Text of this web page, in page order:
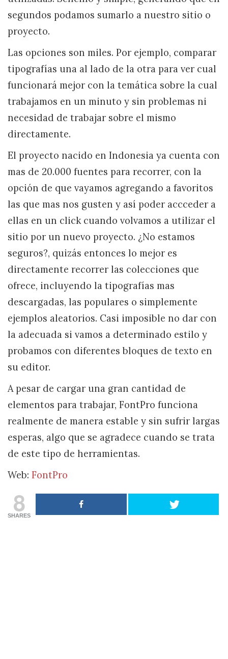
segundos podamos sumarlo a nuestro sitio o
proyecto.
Las opciones son miles. Por ejemplo, comparar
tipografías una al lado de la otra para ver cual
funcionará mejor con la temática sobre la cual
trabajamos en un minuto y sin problemas ni
necesidad de trabajar sobre el mismo
directamente.
El proyecto nacido en Indonesia ya cuenta con
mas de 20.000 fuentes para recorrer, con la
opción de que vayamos agregando a favoritos
las que mas nos gusten y así poder accceder a
ellas en un click cuando volvamos a utilizar el
sitio por un nuevo proyecto. ¿No estamos
seguros?, quizás entonces lo mejor es
directamente recorrer las colecciones que
ofrece, incluyendo la tipografías mas
descargadas, las populares o simplemente
ejemplos aleatorios. Casi imposible no dar con
la adecuada si vamos a determinado estilo y
probamos con diferentes bloques de texto en
su editor.
A pesar de cargar una gran cantidad de
elementos para trabajar, FontPro funciona
realmente de manera estable y sin sufrir largas
esperas, algo que se agradece cuando se trata
de este tipo de herramientas.
Web: FontPro
8
SHARES